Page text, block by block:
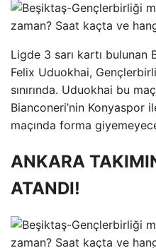
Ligde 3 sarı kartı bulunan
Felix Uduokhai,
sınırında. Uduokhai bu
Bianconeri’nin Konyaspor
maçında forma
ANKARA
ATANDI!